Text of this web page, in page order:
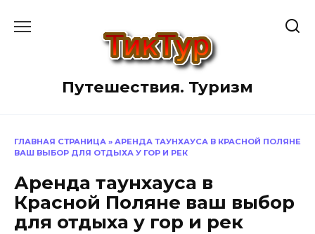
Путешествия. Туризм
ГЛАВНАЯ СТРАНИЦА » АРЕНДА ТАУНХАУСА В КРАСНОЙ ПОЛЯНЕ
ВАШ ВЫБОР ДЛЯ ОТДЫХА У ГОР И РЕК
Аренда таунхауса в
Красной Поляне ваш выбор
для отдыха у гор и рек